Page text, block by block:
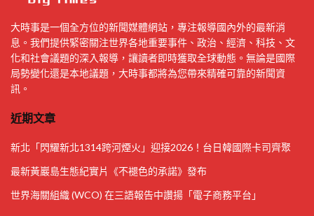
大時事是一個全方位的新聞媒體網站，專注報導國內外的最新消
息。我們提供緊密關注世界各地重要事件、政治、經濟、科技、文
化和社會議題的深入報導，讓讀者即時獲取全球動態。無論是國際
局勢變化還是本地議題，大時事都將為您帶來精確可靠的新聞資
訊。
近期文章
新北「閃耀新北1314跨河煙火」迎接2026！台日韓國際卡司齊聚
最新黃巖島生態紀實片《不褪色的承諾》發布
世界海關組織 (WCO) 在三語報告中讚揚「電子商務平台」